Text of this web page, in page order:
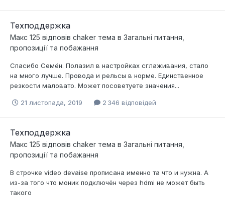
Техподдержка
Макс 125 відповів chaker тема в Загальні питання,
пропозиції та побажання
Спасибо Семён. Полазил в настройках сглаживания, стало
на много лучше. Провода и рельсы в норме. Единственное
резкости маловато. Может посоветуете значения...
21 листопада, 2019 2 346 відповідей
Техподдержка
Макс 125 відповів chaker тема в Загальні питання,
пропозиції та побажання
В строчке video devaise прописана именно та что и нужна. А
из-за того что моник подключён через hdmi не может быть
такого